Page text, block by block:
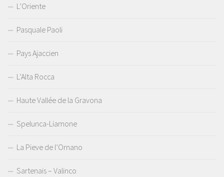
L’Oriente
Pasquale Paoli
Pays Ajaccien
L’Alta Rocca
Haute Vallée de la Gravona
Spelunca-Liamone
La Pieve de l’Ornano
Sartenais – Valinco